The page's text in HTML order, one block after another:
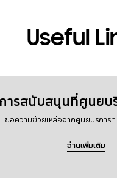
Useful
การสนับสนุนที่ศูนยบ
ขอความช่วยเหลือจากศูนย์บริการ
อ่านเพิ่มเติม